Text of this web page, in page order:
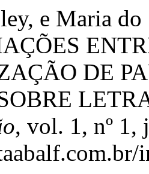
e Maria
DE
, vol. 1, nº 1,